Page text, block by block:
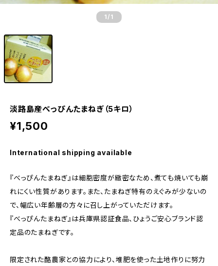
1 /1
淡路島産べっぴんたまねぎ（5キロ）
¥1,500
International shipping available
『べっぴんたまねぎ』は細胞密度が緻密なため、煮ても焼いても崩
れにくい性質があります。また、たまねぎ特有のえぐみが少ないの
で、幅広い年齢層の方々に召し上がっていただけます。
『べっぴんたまねぎ』は兵庫県認証食品、ひょうご安心ブランド認
定品のたまねぎです。
限定された酪農家との協力により、堆肥を使った土地作りに努力